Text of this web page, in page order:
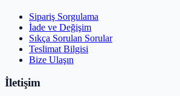
Sipariş Sorgulama
İade ve Değişim
Sıkça Sorulan Sorular
Teslimat Bilgisi
Bize Ulaşın
İletişim